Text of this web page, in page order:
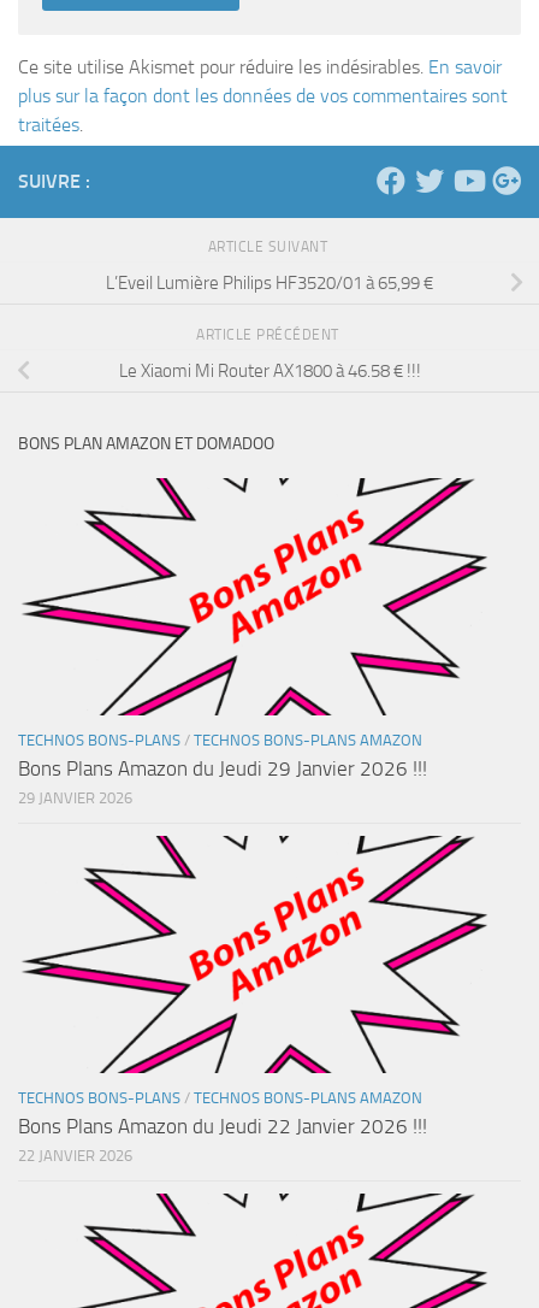
Ce site utilise Akismet pour réduire les indésirables. En savoir
plus sur la façon dont les données de vos commentaires sont
traitées.
SUIVRE :
ARTICLE SUIVANT
L’Eveil Lumière Philips HF3520/01 à 65,99 €
ARTICLE PRÉCÉDENT
Le Xiaomi Mi Router AX1800 à 46.58 € !!!
BONS PLAN AMAZON ET DOMADOO
TECHNOS BONS-PLANS / TECHNOS BONS-PLANS AMAZON
Bons Plans Amazon du Jeudi 29 Janvier 2026 !!!
29 JANVIER 2026
TECHNOS BONS-PLANS / TECHNOS BONS-PLANS AMAZON
Bons Plans Amazon du Jeudi 22 Janvier 2026 !!!
22 JANVIER 2026